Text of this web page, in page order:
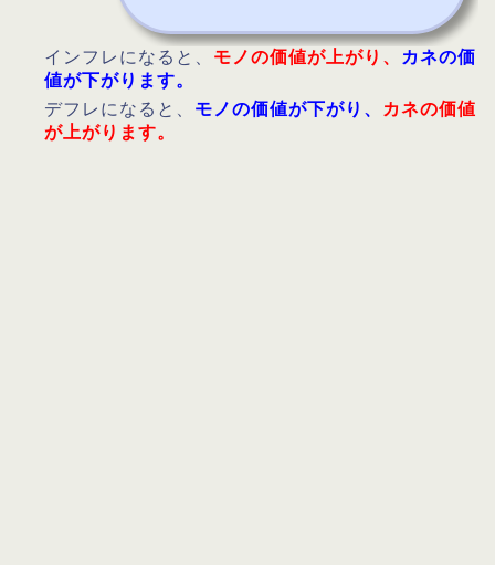
インフレになると、 モノの価値が上がり、
カネの価
値が下がります。
デフレになると、 モノの価値が下がり、
カネの価値
が上がります。